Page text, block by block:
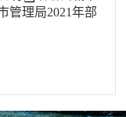
管理局2021年部